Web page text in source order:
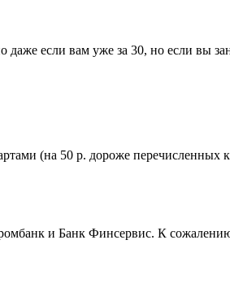
если вам уже за 30, но если вы
(на 50 р. дороже перечисленных
и Банк Финсервис. К